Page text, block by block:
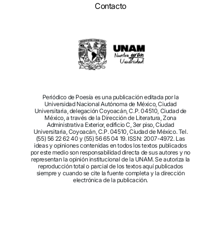
Contacto
Periódico de Poesía es una publicación editada por la
Universidad Nacional Autónoma de México, Ciudad
Universitaria, delegación Coyoacán, C.P. 04510, Ciudad de
México, a través de la Dirección de Literatura, Zona
Administrativa Exterior, edificio C, 3er piso, Ciudad
Universitaria, Coyoacán, C.P. 04510, Ciudad de México. Tel.
(55) 56 22 62 40 y (55) 56 65 04 19. ISSN: 2007-4972. Las
ideas y opiniones contenidas en todos los textos publicados
por este medio son responsabilidad directa de sus autores y no
representan la opinión institucional de la UNAM. Se autoriza la
reproducción total o parcial de los textos aquí publicados
siempre y cuando se cite la fuente completa y la dirección
electrónica de la publicación.